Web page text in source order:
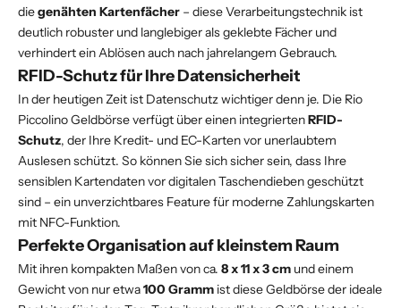
diegenähten Kartenfächer – diese Verarbeitungstechnik ist
deutlich robuster und langlebiger als geklebte Fächer und
verhindert ein Ablösen auch nach jahrelangem Gebrauch.
RFID-Schutz für Ihre Datensicherheit
In der heutigen Zeit ist Datenschutz wichtiger denn je. Die Rio
Piccolino Geldbörse verfügt über einen integriertenRFID-
Schutz, der Ihre Kredit- und EC-Karten vor unerlaubtem
Auslesen schützt. So können Sie sich sicher sein, dass Ihre
sensiblen Kartendaten vor digitalen Taschendieben geschützt
sind – ein unverzichtbares Feature für moderne Zahlungskarten
mit NFC-Funktion.
Perfekte Organisation auf kleinstem Raum
Mit ihren kompakten Maßen von ca. 8 x 11 x 3 cm und einem
Gewicht von nur etwa100 Gramm ist diese Geldbörse der ideale